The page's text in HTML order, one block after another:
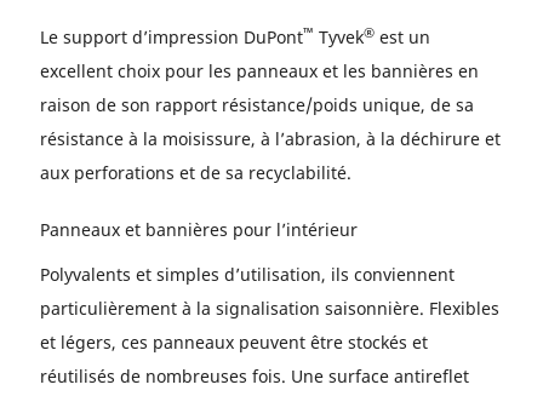
Le support d’impression DuPont™ Tyvek® est un
excellent choix pour les panneaux et les bannières en
raison de son rapport résistance/poids unique, de sa
résistance à la moisissure, à l’abrasion, à la déchirure et
aux perforations et de sa recyclabilité.
Panneaux et bannières pour l’intérieur
Polyvalents et simples d’utilisation, ils conviennent
particulièrement à la signalisation saisonnière. Flexibles
et légers, ces panneaux peuvent être stockés et
réutilisés de nombreuses fois. Une surface antireflet